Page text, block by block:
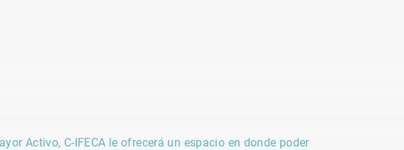
Activo, C-IFECA le ofrecerá un espacio en donde poder